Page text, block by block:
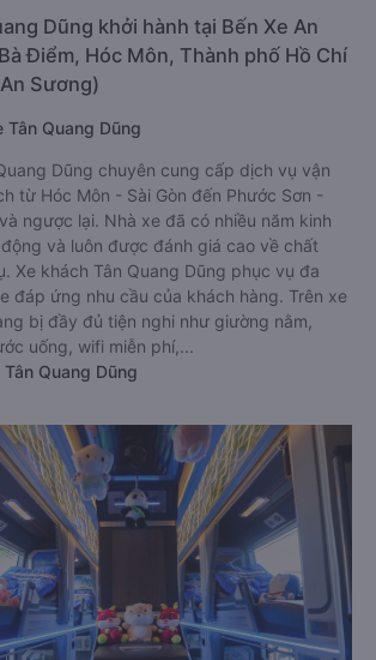
Dũng khởi hành tại Bến Xe An
Điểm, Hóc Môn, Thành phố Hồ Chí
Sương)
Tân Quang Dũng
Dũng chuyên cung cấp dịch vụ vận
từ Hóc Môn - Sài Gòn đến Phước Sơn -
ngược lại. Nhà xe đã có nhiều năm kinh
và luôn được đánh giá cao về chất
Xe khách Tân Quang Dũng phục vụ đa
đáp ứng nhu cầu của khách hàng. Trên xe
bị đầy đủ tiện nghi như giường nằm,
uống, wifi miễn phí,...
Quang Dũng